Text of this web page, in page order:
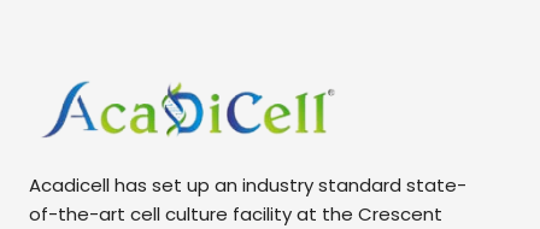
Acadicell has set up an industry standard state-
of-the-art cell culture facility at the Crescent